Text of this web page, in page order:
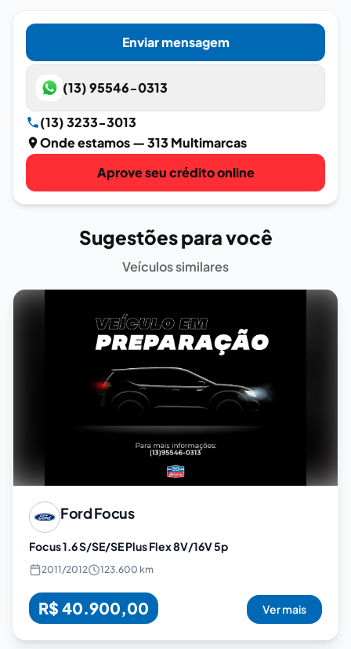
Enviar mensagem
(13) 95546-0313
(13) 3233-3013
Onde estamos— 313 Multimarcas
Aprove seu crédito online
Sugestões para você
Veículos similares
FordFocus
Focus 1.6 S/SE/SE Plus Flex 8V/16V 5p
2011/2012 123.600 km
R$ 40.900,00 Ver mais